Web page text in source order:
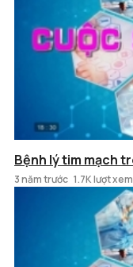
Bệnh lý tim mạch
3 năm trước 1.7K lượt xem